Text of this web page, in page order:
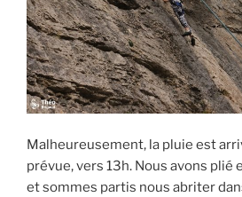
Malheureusement, la pluie est
prévue, vers 13h. Nous avons plié
et sommes partis nous abriter